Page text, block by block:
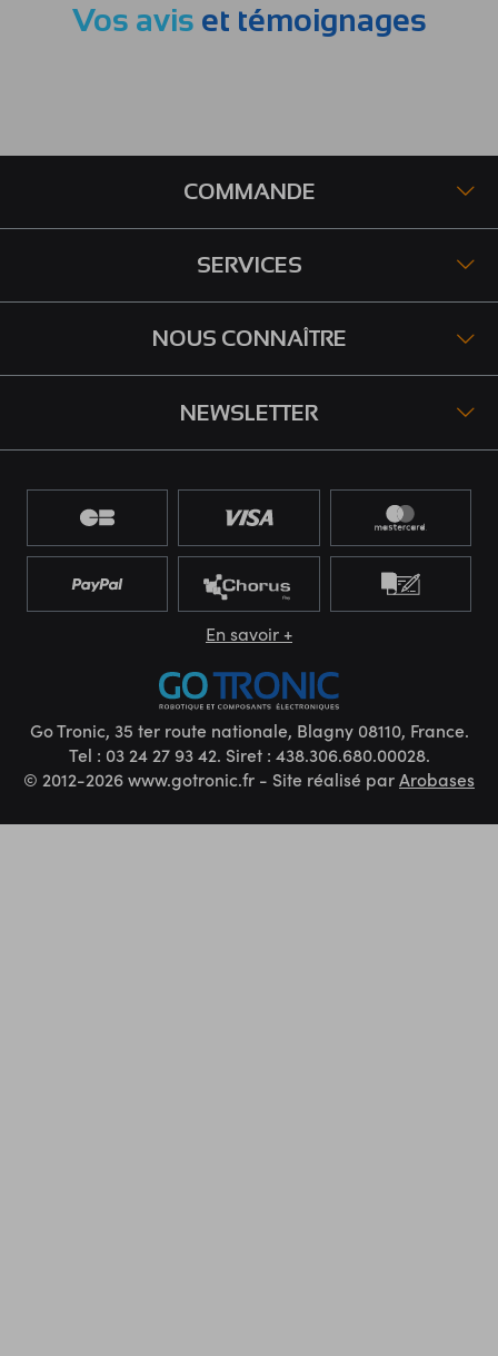
Vos avis et témoignages
COMMANDE
SERVICES
NOUS CONNAÎTRE
NEWSLETTER
En savoir +
Go Tronic, 35 ter route nationale, Blagny 08110, France.
Tel : 03 24 27 93 42. Siret : 438.306.680.00028.
© 2012-2026 www.gotronic.fr - Site réalisé parArobases